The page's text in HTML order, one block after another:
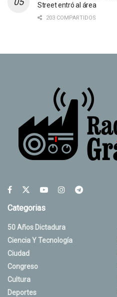
Street entró al área
203 COMPARTIDOS
Categorias
50 Años Dictadura
Ciencia Y Tecnología
Ciudad
Congreso
Cultura
Deportes